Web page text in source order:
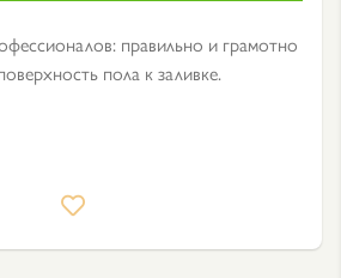
правильно и грамотно
пола к заливке.